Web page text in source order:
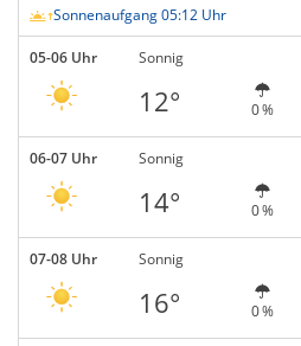
Sonnenaufgang 05:12 Uhr
05-06 Uhr Sonnig
12° 0 %
06-07 Uhr Sonnig
14° 0 %
07-08 Uhr Sonnig
16° 0 %